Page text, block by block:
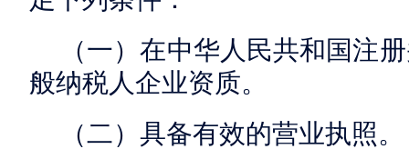
（一）在中华人民共和国注
般纳税人企业资质。
（二）具备有效的营业执照。